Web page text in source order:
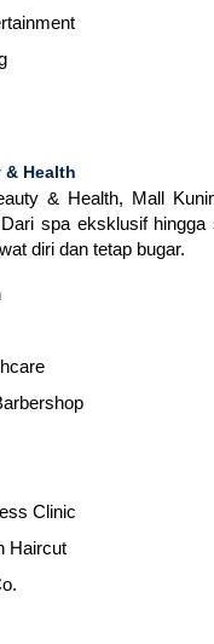
& Health
& Health, Mall
spa eksklusif
diri dan tetap bugar.
Clinic
Haircut